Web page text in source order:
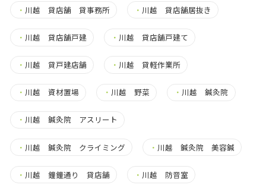
・ 川越 貸店舗 貸事務所 ・ 川越 貸店舗居抜き
・ 川越 貸店舗戸建 ・ 川越 貸店舗戸建て
・ 川越 貸戸建店舗 ・ 川越 貸軽作業所
・ 川越 資材置場 ・ 川越 野菜 ・ 川越 鍼灸院
・ 川越 鍼灸院 アスリート
・ 川越 鍼灸院 クライミング ・ 川越 鍼灸院 美容鍼
・ 川越 鐘鐘通り 貸店舗 ・ 川越 防音室